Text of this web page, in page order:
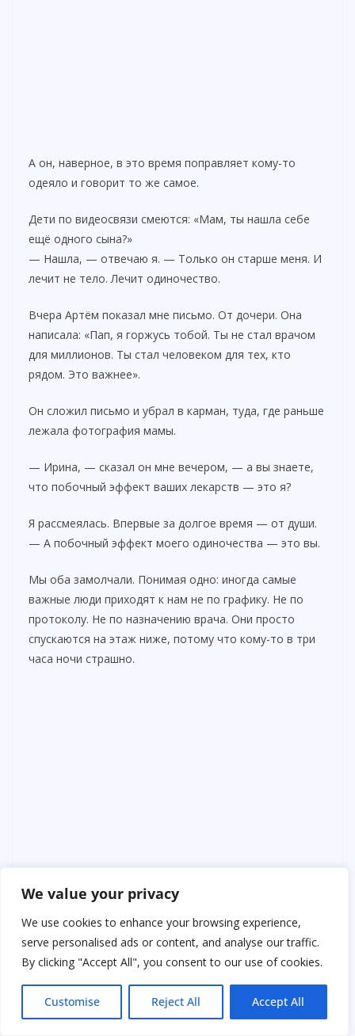
We value your privacy
We use cookies to enhance your browsing experience,
serve personalised ads or content, and analyse our traffic.
By clicking "Accept All", you consent to our use of cookies.
Customise Reject All Accept All
А он, наверное, в это время поправляет кому-то
одеяло и говорит то же самое.
Дети по видеосвязи смеются: «Мам, ты нашла себе
ещё одного сына?»
— Нашла, — отвечаю я. — Только он старше меня. И
лечит не тело. Лечит одиночество.
Вчера Артём показал мне письмо. От дочери. Она
написала: «Пап, я горжусь тобой. Ты не стал врачом
для миллионов. Ты стал человеком для тех, кто
рядом. Это важнее».
Он сложил письмо и убрал в карман, туда, где раньше
лежала фотография мамы.
— Ирина, — сказал он мне вечером, — а вы знаете,
что побочный эффект ваших лекарств — это я?
Я рассмеялась. Впервые за долгое время — от души.
— А побочный эффект моего одиночества — это вы.
Мы оба замолчали. Понимая одно: иногда самые
важные люди приходят к нам не по графику. Не по
протоколу. Не по назначению врача. Они просто
спускаются на этаж ниже, потому что кому-то в три
часа ночи страшно.